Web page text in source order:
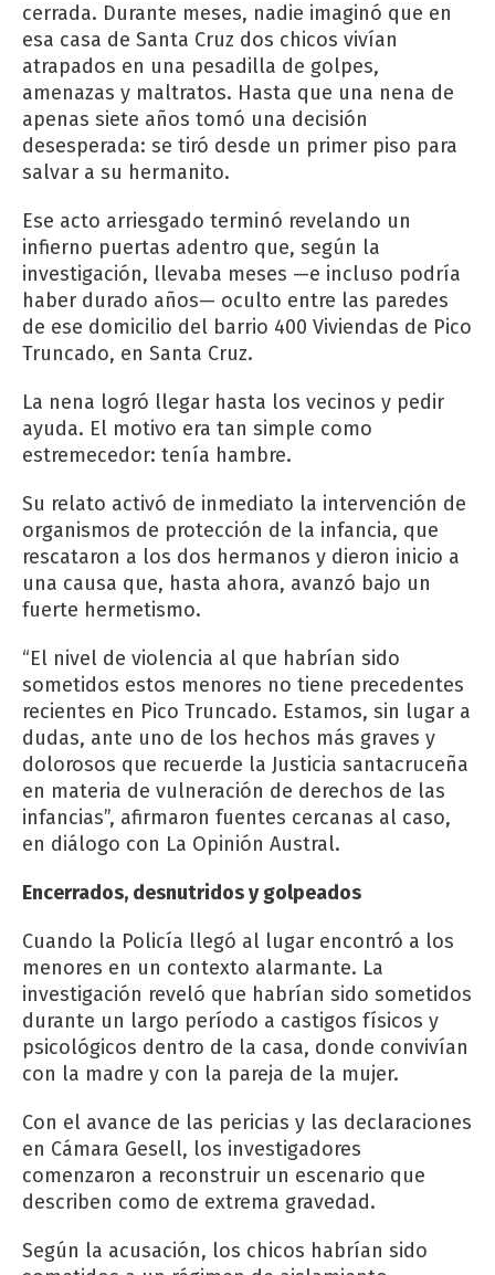
cerrada. Durante meses, nadie imaginó que en
esa casa de Santa Cruz dos chicos vivían
atrapados en una pesadilla de golpes,
amenazas y maltratos. Hasta que una nena de
apenas siete años tomó una decisión
desesperada: se tiró desde un primer piso para
salvar a su hermanito.
Ese acto arriesgado terminó revelando un
infierno puertas adentro que, según la
investigación, llevaba meses —e incluso podría
haber durado años— oculto entre las paredes
de ese domicilio del barrio 400 Viviendas de Pico
Truncado, en Santa Cruz.
La nena logró llegar hasta los vecinos y pedir
ayuda. El motivo era tan simple como
estremecedor: tenía hambre.
Su relato activó de inmediato la intervención de
organismos de protección de la infancia, que
rescataron a los dos hermanos y dieron inicio a
una causa que, hasta ahora, avanzó bajo un
fuerte hermetismo.
“El nivel de violencia al que habrían sido
sometidos estos menores no tiene precedentes
recientes en Pico Truncado. Estamos, sin lugar a
dudas, ante uno de los hechos más graves y
dolorosos que recuerde la Justicia santacruceña
en materia de vulneración de derechos de las
infancias”, afirmaron fuentes cercanas al caso,
en diálogo con La Opinión Austral.
Encerrados, desnutridos y golpeados
Cuando la Policía llegó al lugar encontró a los
menores en un contexto alarmante. La
investigación reveló que habrían sido sometidos
durante un largo período a castigos físicos y
psicológicos dentro de la casa, donde convivían
con la madre y con la pareja de la mujer.
Con el avance de las pericias y las declaraciones
en Cámara Gesell, los investigadores
comenzaron a reconstruir un escenario que
describen como de extrema gravedad.
Según la acusación, los chicos habrían sido